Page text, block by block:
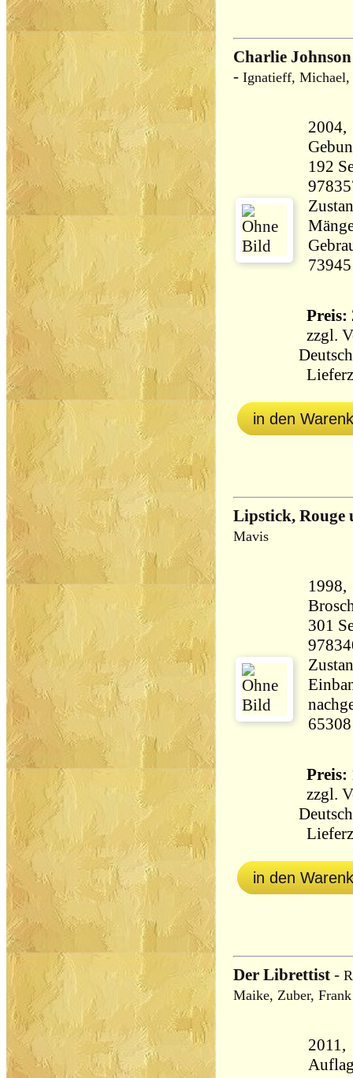
Charlie
- Ignatieff, Michael,
2004,
192 Seiten
73945
Preis:
zzgl.
in den
Lipstick, Rouge
Mavis
301 Seiten
65308
Preis:
zzgl.
in den
Der Librettist -
Maike, Zuber, Frank
2011,